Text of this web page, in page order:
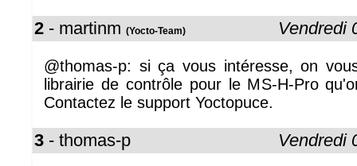
2 - martinm (Yocto-Team) Vendredi
@thomas-p: si ça vous intéresse, on
librairie de contrôle pour le MS-H-Pro
Contactez le support Yoctopuce.
3 - thomas-p Vendredi